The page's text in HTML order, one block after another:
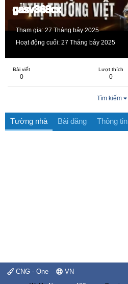
gasv368cx
Tham gia 27 Tháng bảy 2025
Hoạt động cuối 27 Tháng bảy 2025
Bài viết
0
Lượt thích
0
Tìm kiếm
Tường nhà Bài đăng Thông tin
CNG - One VN